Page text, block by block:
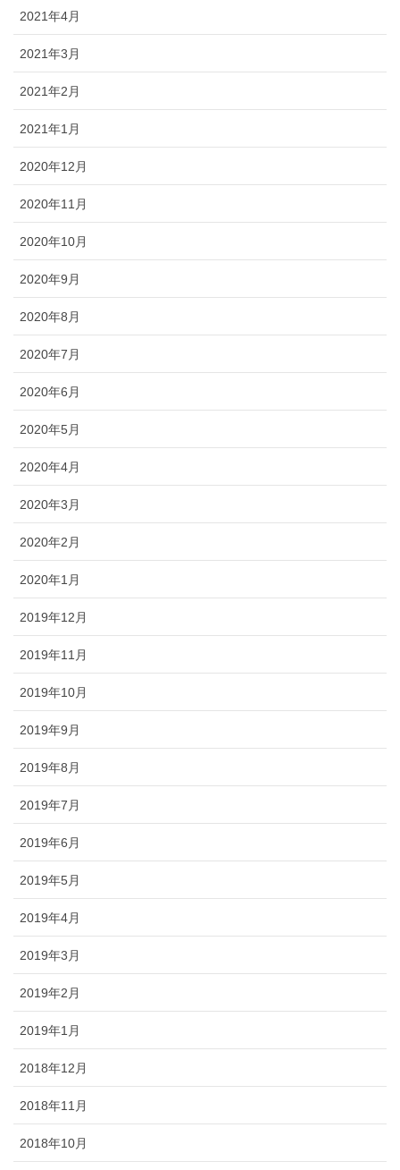
2021年4月
2021年3月
2021年2月
2021年1月
2020年12月
2020年11月
2020年10月
2020年9月
2020年8月
2020年7月
2020年6月
2020年5月
2020年4月
2020年3月
2020年2月
2020年1月
2019年12月
2019年11月
2019年10月
2019年9月
2019年8月
2019年7月
2019年6月
2019年5月
2019年4月
2019年3月
2019年2月
2019年1月
2018年12月
2018年11月
2018年10月